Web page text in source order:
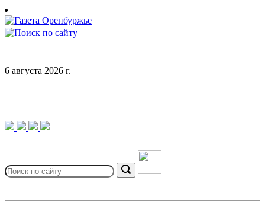
Skip
to
content
6 августа 2026 г.
for:
Search